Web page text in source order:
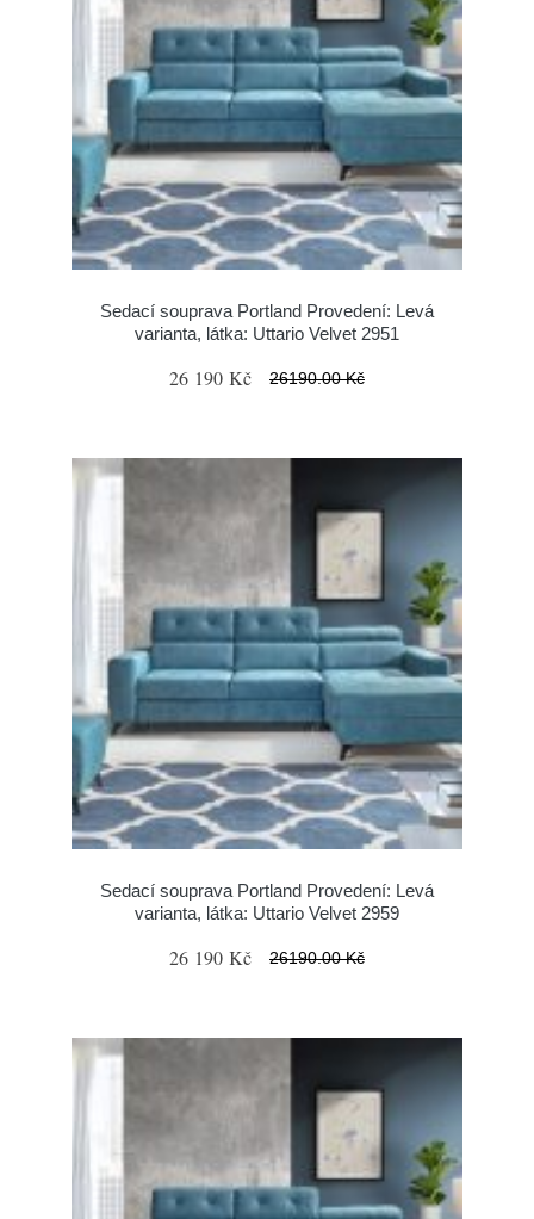
Sedací souprava Portland Provedení: Levá
varianta, látka: Uttario Velvet 2951
26 190 Kč 26190.00 Kč
Sedací souprava Portland Provedení: Levá
varianta, látka: Uttario Velvet 2959
26 190 Kč 26190.00 Kč